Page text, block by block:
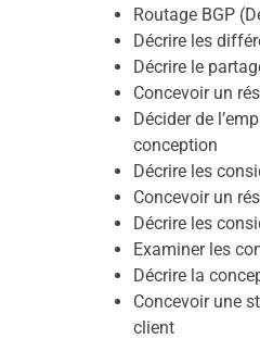
Routage BGP
Décrire les
Décrire le
Concevoir un
Décider de
conception
Décrire les
Concevoir un
Décrire les
Examiner les
Décrire la
Concevoir une
client